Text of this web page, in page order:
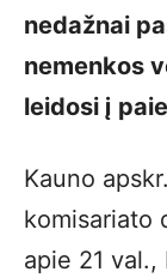
nedažnai
nemenkos
leidosi į
Kauno
komisariato
apie 21 val.,